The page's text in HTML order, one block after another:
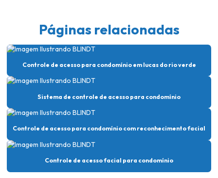
Controle de acesso facial
Controle de acesso facial para condomínio
Controle de acesso portaria empresa
Controle de acesso remoto
Controle de acesso residencial
Controle de acesso de segurança
Controle de acesso segurança patrimonial
Páginas relacionadas
Controle de acesso para condomínio em lucas do rio verde
Sistema de controle de acesso para condomínio
Controle de acesso para condomínio com reconhecimento facial
Controle de acesso facial para condomínio